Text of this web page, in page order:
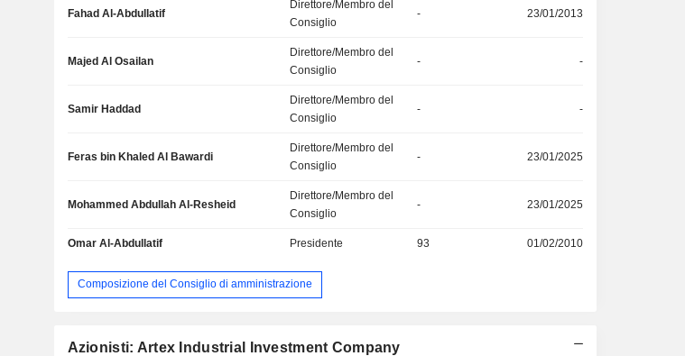
Fahad Al-Abdullatif
Direttore/Membro del
Consiglio
- 23/01/2013
Majed Al Osailan
Direttore/Membro del
Consiglio
- -
Samir Haddad
Direttore/Membro del
Consiglio
- -
Feras bin Khaled Al Bawardi
Direttore/Membro del
Consiglio
- 23/01/2025
Mohammed Abdullah Al-Resheid
Direttore/Membro del
Consiglio
- 23/01/2025
Omar Al-Abdullatif Presidente 93 01/02/2010
Composizione del Consiglio di amministrazione
Azionisti: Artex Industrial Investment Company